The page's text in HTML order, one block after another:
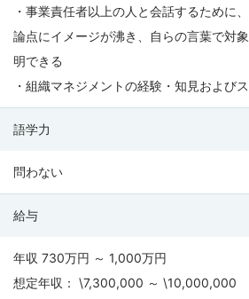
・事業責任者以上の人と会話するために
論点にイメージが沸き、自らの言葉で対
明できる
・組織マネジメントの経験・知見および
語学力
問わない
給与
年収 730万円 ～ 1,000万円
想定年収： \7,300,000 ～ \10,000,000